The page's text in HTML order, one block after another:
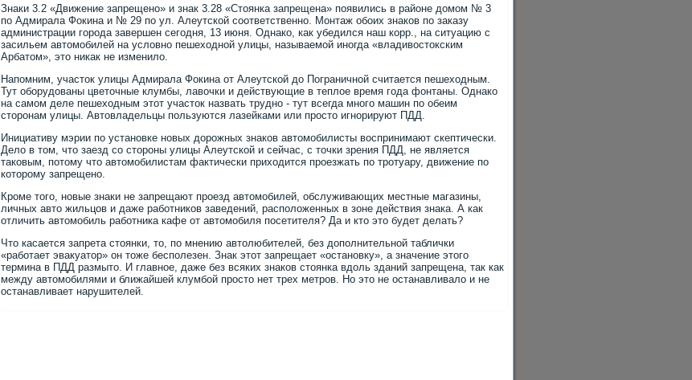
Знаки 3.2 «Движение запрещено» и знак 3.28 «Стоянка запрещена» появились в районе домом № 3
по Адмирала Фокина и № 29 по ул. Алеутской соответственно. Монтаж обоих знаков по заказу
администрации города завершен сегодня, 13 июня. Однако, как убедился наш корр., на ситуацию с
засильем автомобилей на условно пешеходной улицы, называемой иногда «владивостокским
Арбатом», это никак не изменило.
Напомним, участок улицы Адмирала Фокина от Алеутской до Пограничной считается пешеходным.
Тут оборудованы цветочные клумбы, лавочки и действующие в теплое время года фонтаны. Однако
на самом деле пешеходным этот участок назвать трудно - тут всегда много машин по обеим
сторонам улицы. Автовладельцы пользуются лазейками или просто игнорируют ПДД.
Инициативу мэрии по установке новых дорожных знаков автомобилисты воспринимают скептически.
Дело в том, что заезд со стороны улицы Алеутской и сейчас, с точки зрения ПДД, не является
таковым, потому что автомобилистам фактически приходится проезжать по тротуару, движение по
которому запрещено.
Кроме того, новые знаки не запрещают проезд автомобилей, обслуживающих местные магазины,
личных авто жильцов и даже работников заведений, расположенных в зоне действия знака. А как
отличить автомобиль работника кафе от автомобиля посетителя? Да и кто это будет делать?
Что касается запрета стоянки, то, по мнению автолюбителей, без дополнительной таблички
«работает эвакуатор» он тоже бесполезен. Знак этот запрещает «остановку», а значение этого
термина в ПДД размыто. И главное, даже без всяких знаков стоянка вдоль зданий запрещена, так как
между автомобилями и ближайшей клумбой просто нет трех метров. Но это не останавливало и не
останавливает нарушителей.